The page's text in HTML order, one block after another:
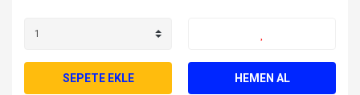
SEPETE EKLE HEMEN AL